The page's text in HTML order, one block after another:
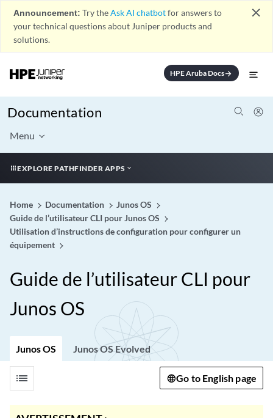
Announcement: Try theAsk AI chatbotfor answers to
your technical questions about Juniper products and
solutions.
close
HPE Aruba Docsarrow_forward
Documentation
Menu
EXPLORE PATHFINDER APPS
Home Documentation
Junos OS
Guide de l’utilisateur CLI pour Junos OS
Utilisation d’instructions de configuration pour configurer un
équipement
Guide de l’utilisateur CLI pour
Junos OS
Junos OS Junos OS Evolved
list Go to English page